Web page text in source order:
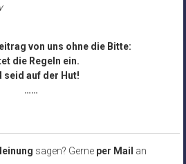
von uns ohne die Bitte:
die Regeln ein.
seid auf der Hut!
……
sagen? Gerne per Mail an